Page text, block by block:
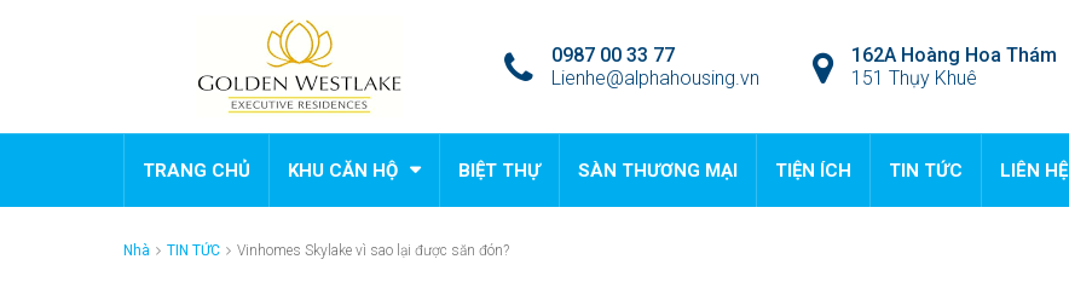
162A Hoàng Hoa Thám
151 Thụy Khuê
0987 00 33 77
Lienhe@alphahousing.vn
TRANG CHỦ KHU CĂN HỘ BIỆT THỰ SÀN THƯƠNG MẠI TIỆN ÍCH TIN TỨC LIÊN HỆ
Nhà TIN TỨC Vinhomes Skylake vì sao lại được săn đón?